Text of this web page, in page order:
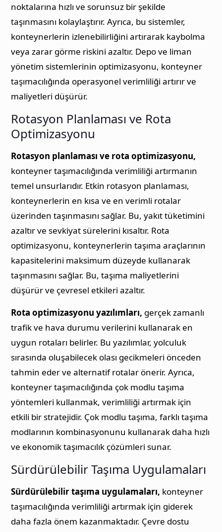
noktalarına hızlı ve sorunsuz bir şekilde
taşınmasını kolaylaştırır. Ayrıca, bu sistemler,
konteynerlerin izlenebilirliğini artırarak kaybolma
veya zarar görme riskini azaltır. Depo ve liman
yönetim sistemlerinin optimizasyonu, konteyner
taşımacılığında operasyonel verimliliği artırır ve
maliyetleri düşürür.
Rotasyon Planlaması ve Rota
Optimizasyonu
Rotasyon planlaması ve rota optimizasyonu,
konteyner taşımacılığında verimliliği artırmanın
temel unsurlarıdır. Etkin rotasyon planlaması,
konteynerlerin en kısa ve en verimli rotalar
üzerinden taşınmasını sağlar. Bu, yakıt tüketimini
azaltır ve sevkiyat sürelerini kısaltır. Rota
optimizasyonu, konteynerlerin taşıma araçlarının
kapasitelerini maksimum düzeyde kullanarak
taşınmasını sağlar. Bu, taşıma maliyetlerini
düşürür ve çevresel etkileri azaltır.
Rota optimizasyonu yazılımları, gerçek zamanlı
trafik ve hava durumu verilerini kullanarak en
uygun rotaları belirler. Bu yazılımlar, yolculuk
sırasında oluşabilecek olası gecikmeleri önceden
tahmin eder ve alternatif rotalar önerir. Ayrıca,
konteyner taşımacılığında çok modlu taşıma
yöntemleri kullanmak, verimliliği artırmak için
etkili bir stratejidir. Çok modlu taşıma, farklı taşıma
modlarının kombinasyonunu kullanarak daha hızlı
ve ekonomik taşımacılık çözümleri sunar.
Sürdürülebilir Taşıma Uygulamaları
Sürdürülebilir taşıma uygulamaları, konteyner
taşımacılığında verimliliği artırmak için giderek
daha fazla önem kazanmaktadır. Çevre dostu